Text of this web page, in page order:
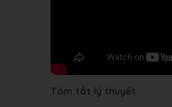
Tóm tắt lý thuyết